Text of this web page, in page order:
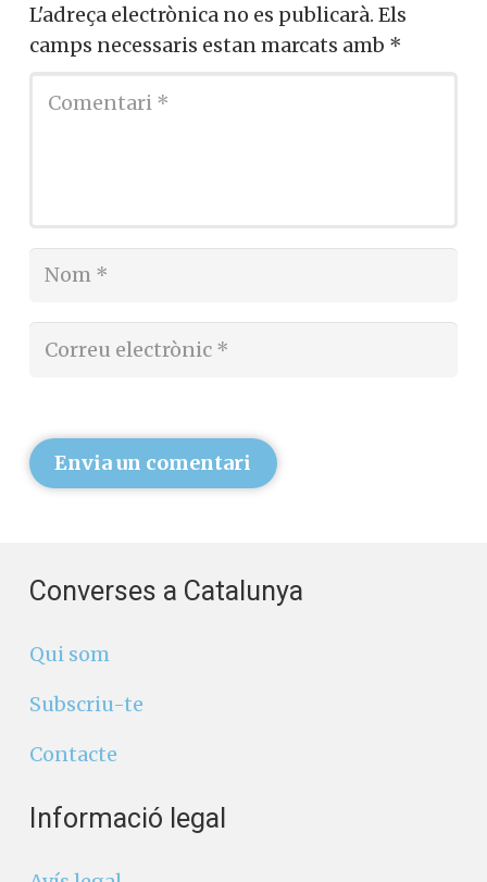
L'adreça electrònica no es publicarà. Els
camps necessaris estan marcats amb *
Envia un comentari
Converses a Catalunya
Qui som
Subscriu-te
Contacte
Informació legal